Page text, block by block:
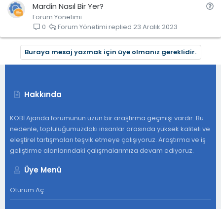
S
u
Mardin Nasıl Bir Yer?
Forum Yönetimi
0
23 Aralık 2023
Forum Yönetimi
Buraya mesaj yazmak için üye olmanız gereklidir.
Hakkında
KOBİ Ajanda forumunun uzun bir araştırma geçmişi vardır. Bu
nedenle, topluluğumuzdaki insanlar arasında yüksek kaliteli ve
eleştirel tartışmaları teşvik etmeye çalışıyoruz. Araştırma ve iş
geliştirme alanlarındaki çalışmalarımıza devam ediyoruz.
Üye Menü
Oturum Aç